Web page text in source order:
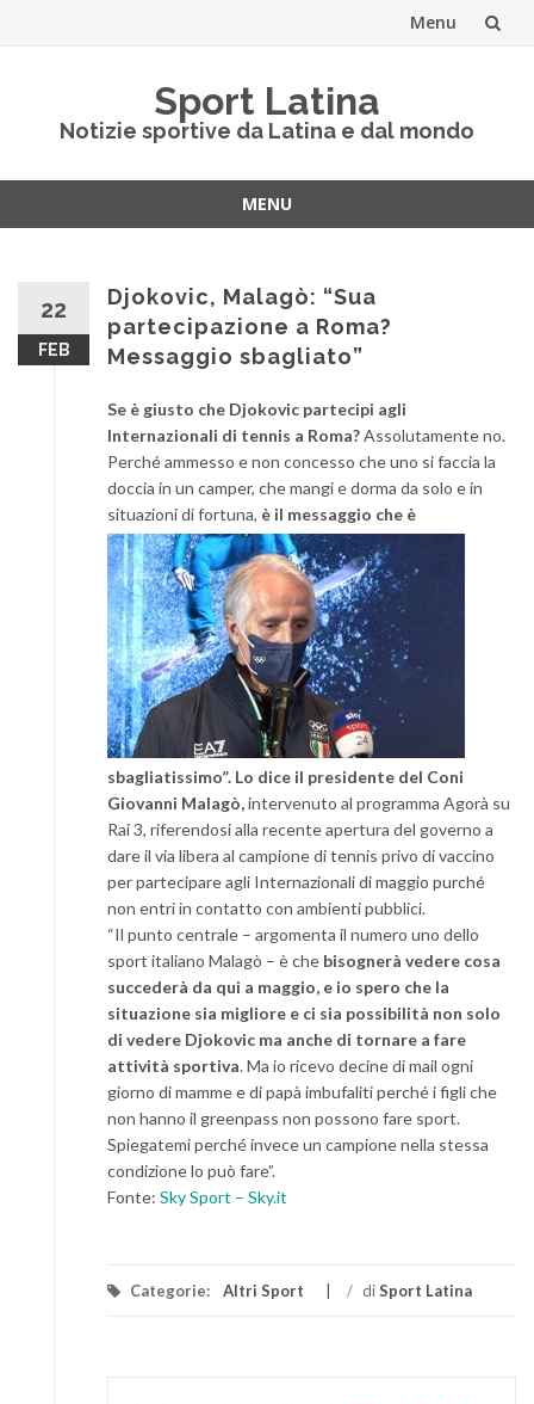
Menu
Sport Latina
Notizie sportive da Latina e dal mondo
MENU
22
FEB
Djokovic, Malagò: “Sua
partecipazione a Roma?
Messaggio sbagliato”
Se è giusto che Djokovic partecipi agli
Internazionali di tennis a Roma?Assolutamente no.
Perché ammesso e non concesso che uno si faccia la
doccia in un camper, che mangi e dorma da solo e in
situazioni difortuna, è il messaggio che è
sbagliatissimo”. Lo dice il presidente del Coni
Giovanni Malagò,intervenuto al programma Agorà su
Rai 3, riferendosi alla recente apertura del governo a
dare il via libera al campione di tennis privo di vaccino
per partecipare agli Internazionali di maggio purché
non entri in contatto con ambienti pubblici.
“Il punto centrale – argomenta il numero uno dello
sport italiano Malagò – è che bisognerà vedere cosa
succederà da qui a maggio, e io spero che la
situazione sia migliore e ci sia possibilità non solo
di vedere Djokovic ma anche di tornare a fare
attività sportiva. Ma io ricevo decine di mail ogni
giorno di mamme e di papà imbufaliti perché i figli che
non hanno il greenpass non possono fare sport.
Spiegatemi perché invece un campione nella stessa
condizione lo può fare”.
Fonte: Sky Sport – Sky.it
Categorie: Altri Sport / diSport Latina